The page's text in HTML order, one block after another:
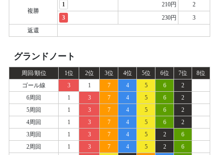
複勝
1 210円
2
3
230円
3
返還
グランドノート
周回/順位 1位 2位 3位 4位 5位 6位 7位
8位
ゴール線
3 1 7 4 5 6
2
6周回
1 3 7 4 5 6
2
5周回
1 3 7 4 5 6
2
4周回
1 3 7 4 5 6
2
3周回
1 3 7 4 5 2
6
2周回
1 3 7 4 5 2
6